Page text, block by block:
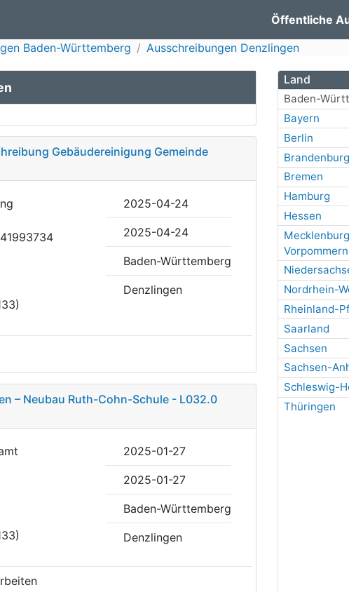
Öffentliche
Baden-Württemberg Ausschreibungen Denzlingen
Land
Baden-
Bayern
Berlin
Brandenburg
Bremen
Hamburg
Hessen
Vorpommern
Nordrhein-
Rheinland-
Saarland
Sachsen
Sachsen-
Schleswig-
Thüringen
Gebäudereinigung Gemeinde
2025-04-24
2025-04-24
Baden-Württemberg
Denzlingen
– Neubau Ruth-Cohn-Schule - L032.0
2025-01-27
2025-01-27
Baden-Württemberg
Denzlingen